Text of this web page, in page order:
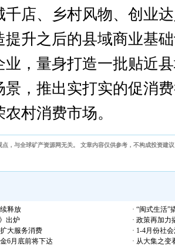
千店、乡村风物、创业
提升之后的县域商业基
业，量身打造一批贴近
景，推出实打实的促消
村消费市场。
，与全球矿产资源网无关。 文章内容仅供参考，不构成投资建
释放
· “闽式生活”
出炉
· 政策再加力
大服务消费
· 1-4月份社
6月底前将下达
· 从大集之变